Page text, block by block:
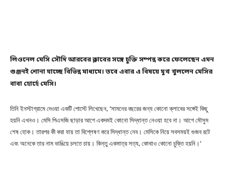
লিওনেল মেসি সৌদি আরবের ক্লাবের সঙ্গে চুক্তি সম্পন্ন করে ফেলেছেন এমন
গুঞ্জনই শোনা যাচ্ছে বিভিন্ন মাধ্যমে। তবে এবার এ বিষয়ে মুখ খুললেন মেসির
বাবা হোর্হে মেসি।
তিনি ইনস্টাগ্রামে দেওয়া একটি পোস্টে লিখেছেন, ‘সামনের বছরের জন্য কোনো ক্লাবের সঙ্গেই কিছু
হয়নি এখনও। মেসি পিএসজি ছাড়ার আগে একদমই কোনো সিদ্ধান্ত নেওয়া হবে না। আগে মৌসুম
শেষ হোক। তারপর কী করা যায় তা বিশ্লেষণ করে সিদ্ধান্ত নেব। মেসিকে নিয়ে সবসময়ই গুজব রটে
এবং অনেকে তার নাম ভাঙিয়ে চলতে চায়। কিন্তু একমাত্র সত্য, কোথাও কোনো চুক্তি হয়নি।’